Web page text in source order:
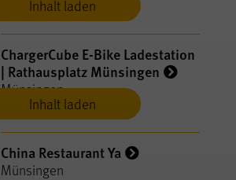
Inhalt laden
Inhalt laden
ChargerCube E-​Bike Ladestation
| Rathausplatz Münsingen
Münsingen
China Restaurant Ya
Münsingen